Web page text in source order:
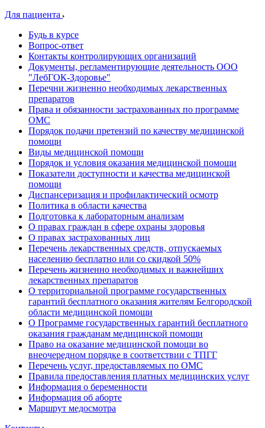
Для пациента
Будь в курсе
Вопрос-ответ
Контакты контролирующих организаций
Документы, регламентирующие деятельность ООО
"ЛебГОК-Здоровье"
Перечни жизненно необходимых лекарственных
препаратов
Права и обязанности застрахованных по программе
ОМС
Порядок подачи претензий по качеству медицинской
помощи
Виды медицинской помощи
Порядок и условия оказания медицинской помощи
Показатели доступности и качества медицинской
помощи
Диспансеризация и профилактический осмотр
Политика в области качества
Подготовка к лабораторным анализам
О правах граждан в сфере охраны здоровья
О правах застрахованных лиц
Перечень лекарственных средств, отпускаемых
населению бесплатно или со скидкой 50%
Перечень жизненно необходимых и важнейших
лекарственных препаратов
О территориальной программе государственных
гарантий бесплатного оказания жителям Белгородской
области медицинской помощи
О Программе государственных гарантий бесплатного
оказания гражданам медицинской помощи
Право на оказание медицинской помощи во
внеочередном порядке в соответствии с ТПГГ
Перечень услуг, предоставляемых по ОМС
Правила предоставления платных медицинских услуг
Информация о беременности
Информация об аборте
Маршрут медосмотра